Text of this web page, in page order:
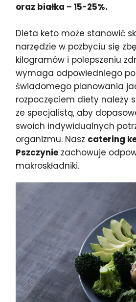
oraz białka – 15-25%.
Dieta keto może stanowić
narzędzie w pozbyciu się
kilogramów i polepszeniu
wymaga odpowiedniego
świadomego planowania
rozpoczęciem diety należy
ze specjalistą, aby
swoich indywidualnych
organizmu. Nasz catering
Pszczynie zachowuje
makroskładniki.